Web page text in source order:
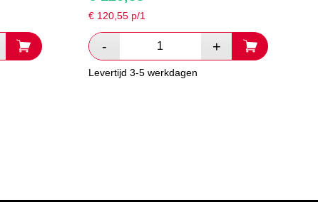
€ 120,55p/1
Levertijd 3-5 werkdagen